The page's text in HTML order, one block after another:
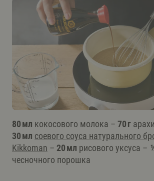
80 мл кокосового молока – 70 г
30 мл соевого соуса натурального
Kikkoman – 20 мл рисового уксуса –
чесночного порошка